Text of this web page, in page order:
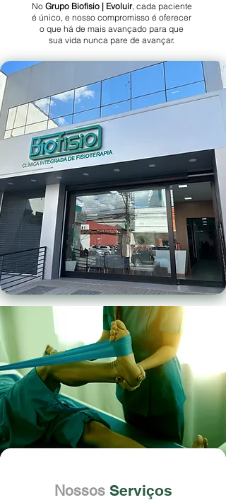
NoGrupo Biofisio | Evoluir, cada paciente
é único, e nosso compromisso é oferecer
o que há de mais avançado para que
sua vida nunca pare de avançar.
Nossos Serviços